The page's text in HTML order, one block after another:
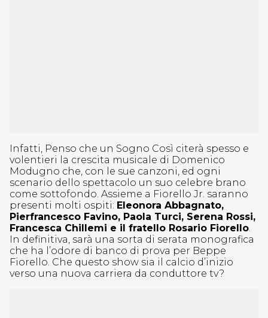
Infatti, Penso che un Sogno Così citerà spesso e
volentieri la crescita musicale di Domenico
Modugno che, con le sue canzoni, ed ogni
scenario dello spettacolo un suo celebre brano
come sottofondo. Assieme a Fiorello Jr. saranno
presenti molti ospiti: Eleonora Abbagnato,
Pierfrancesco Favino, Paola Turci, Serena Rossi,
Francesca Chillemi e il fratello Rosario Fiorello.
In definitiva, sarà una sorta di serata monografica
che ha l’odore di banco di prova per Beppe
Fiorello. Che questo show sia il calcio d’inizio
verso una nuova carriera da conduttore tv?